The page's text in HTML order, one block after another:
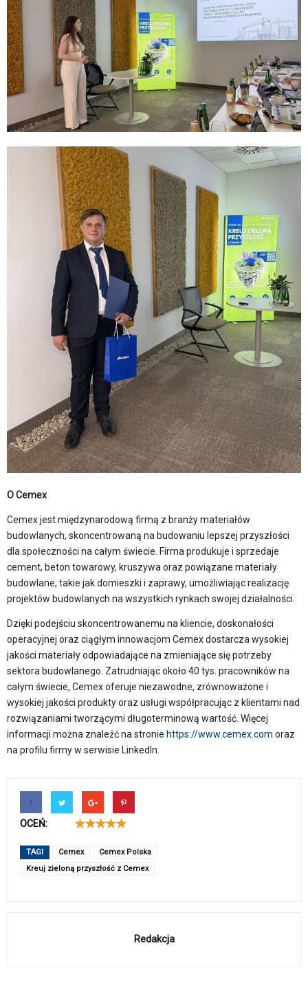
O Cemex
Cemex jest międzynarodową firmą z branży materiałów
budowlanych, skoncentrowaną na budowaniu lepszej przyszłości
dla społeczności na całym świecie. Firma produkuje i sprzedaje
cement, beton towarowy, kruszywa oraz powiązane materiały
budowlane, takie jak domieszki i zaprawy, umożliwiając realizację
projektów budowlanych na wszystkich rynkach swojej działalności.
Dzięki podejściu skoncentrowanemu na kliencie, doskonałości
operacyjnej oraz ciągłym innowacjom Cemex dostarcza wysokiej
jakości materiały odpowiadające na zmieniające się potrzeby
sektora budowlanego. Zatrudniając około 40 tys. pracowników na
całym świecie, Cemex oferuje niezawodne, zrównoważone i
wysokiej jakości produkty oraz usługi współpracując z klientami nad
rozwiązaniami tworzącymi długoterminową wartość. Więcej
informacji można znaleźć na stronie https://www.cemex.com oraz
na profilu firmy w serwisie LinkedIn.
OCEŃ:
TAGI Cemex
Cemex Polska
Kreuj zieloną przyszłość z Cemex
Redakcja